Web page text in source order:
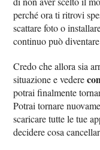
perché ora ti ritrovi
scattare foto o
continuo può
Credo che allora sia
situazione e vedere
potrai finalmente
Potrai tornare
scaricare tutte le tue
decidere cosa